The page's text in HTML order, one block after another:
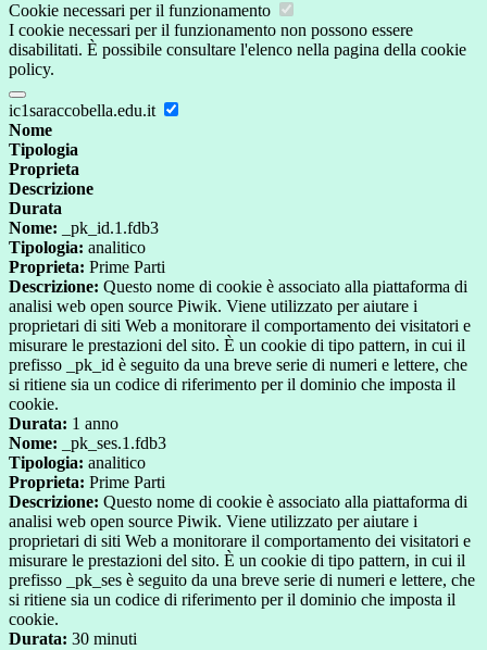
Cookie necessari per il funzionamento
I cookie necessari per il funzionamento non possono essere
disabilitati. È possibile consultare l'elenco nella pagina della cookie
policy.
ic1saraccobella.edu.it
Nome
Tipologia
Proprieta
Descrizione
Durata
Nome: _pk_id.1.fdb3
Tipologia: analitico
Proprieta: Prime Parti
Descrizione: Questo nome di cookie è associato alla piattaforma di
analisi web open source Piwik. Viene utilizzato per aiutare i
proprietari di siti Web a monitorare il comportamento dei visitatori e
misurare le prestazioni del sito. È un cookie di tipo pattern, in cui il
prefisso _pk_id è seguito da una breve serie di numeri e lettere, che
si ritiene sia un codice di riferimento per il dominio che imposta il
cookie.
Durata: 1 anno
Nome: _pk_ses.1.fdb3
Tipologia: analitico
Proprieta: Prime Parti
Descrizione: Questo nome di cookie è associato alla piattaforma di
analisi web open source Piwik. Viene utilizzato per aiutare i
proprietari di siti Web a monitorare il comportamento dei visitatori e
misurare le prestazioni del sito. È un cookie di tipo pattern, in cui il
prefisso _pk_ses è seguito da una breve serie di numeri e lettere, che
si ritiene sia un codice di riferimento per il dominio che imposta il
cookie.
Durata: 30 minuti